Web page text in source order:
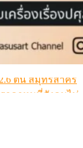
ตัน สมุทรสาคร
ราคาหมูที่สังคมไม่
ผง เริ่ม 7 ส.ค.69